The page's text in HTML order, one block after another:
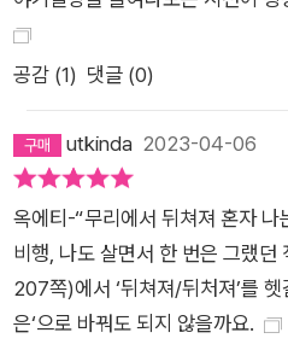
퉁불퉁한 과일. 향을 맡고, 손에
과 한 알로 무얼 할 수 있을지 고민
하지 않은 채 그저 두고 보기만 할
같은 오십 편의 글이 쉽지 않은 매
기분좋은 위로가 되리라 기대한다. ** 표지에 쓴 사진은 구본창
사진작가의 ‘비누’ 연작 가운데
작가가 매일 세수하고 손 씻으며
작품으로 마치 어여쁜 자갈 혹은
다. 시간이 가고 손길이 닿은 만큼
공감 (1) 댓글 (0)
utkinda 2023-04-06
옥에티-“무리에서 뒤쳐져 혼자
비행, 나도 살면서 한 번은 그랬던
207쪽)에서 ‘뒤쳐져/뒤처져’를 헷
은‘으로 바꿔도 되지 않을까요.